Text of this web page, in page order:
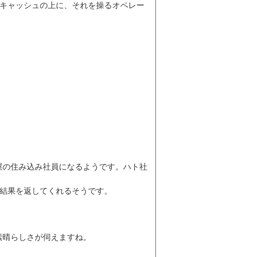
ャッシュの上に、それを操るオペレー
住み込み社員になるようです。ハト社
果を返してくれるそうです。
らしさが伺えますね。